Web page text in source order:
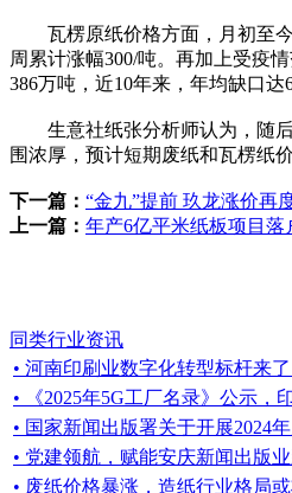
瓦楞原纸价格方面，月初至今
周累计涨幅300/吨。再加上受疫
386万吨，近10年来，年均缺口达
生意社纸张分析师认为，随后
围浓厚，预计短期废纸和瓦楞纸
下一篇： “金九”提前 玖龙涨价再
上一篇： 年产6亿平米纸板项目落
同类行业资讯
• 河南印刷业数字化转型标杆来
• 《2025年5G工厂名录》公示，
• 国家新闻出版署关于开展2024
• 党建领航，赋能安庆新闻出版
• 废纸价格暴涨，造纸行业格局